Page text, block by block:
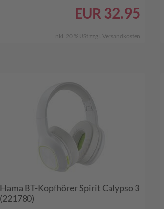
EUR 32.95
inkl. 20 % USt zzgl. Versandkosten
Hama BT-Kopfhörer Spirit Calypso 3
(221780)